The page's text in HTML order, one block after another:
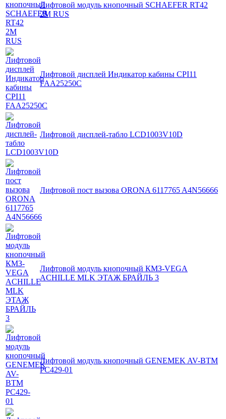
Лифтовой модуль кнопочный SCHAEFER RT42
2M RUS
Лифтовой дисплей Индикатор кабины CPI11
FAA25250C
Лифтовой дисплей-табло LCD1003V10D
Лифтовой пост вызова ORONA 6117765 A4N56666
Лифтовой модуль кнопочный КМЗ-VEGA
ACHILLE MLK ЭТАЖ БРАЙЛЬ 3
Лифтовой модуль кнопочный GENEMEK AV-BTM
PC429-01